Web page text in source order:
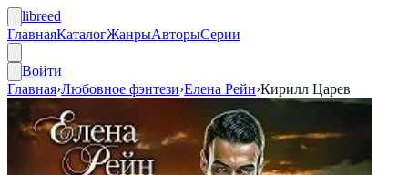
libreed
ГлавнаяКаталогЖанрыАвторыСерии
Войти
Главная›Любовное фэнтези›Елена Рейн›Кирилл Царев